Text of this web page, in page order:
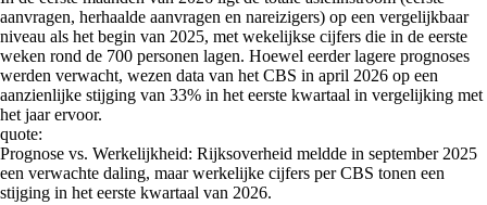
aanvragen, herhaalde aanvragen en nareizigers) op een vergelijkbaar
niveau als het begin van 2025, met wekelijkse cijfers die in de eerste
weken rond de 700 personen lagen. Hoewel eerder lagere prognoses
werden verwacht, wezen data van het CBS in april 2026 op een
aanzienlijke stijging van 33% in het eerste kwartaal in vergelijking met
het jaar ervoor.
quote:
Prognose vs. Werkelijkheid: Rijksoverheid meldde in september 2025
een verwachte daling, maar werkelijke cijfers per CBS tonen een
stijging in het eerste kwartaal van 2026.